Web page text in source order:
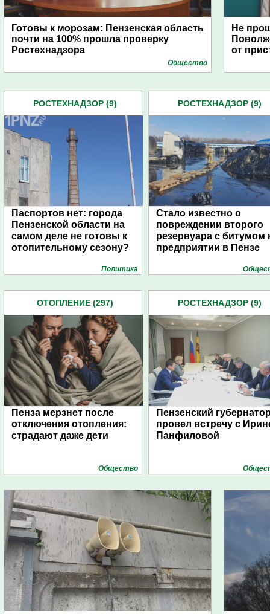
Готовы к морозам: Пензенская область
почти на 100% прошла проверку
Ростехнадзора
Общество
Не
от
РОСТЕХНАДЗОР (9)
Паспортов нет: города
Пензенской области на
самом деле не готовы к
отопительному сезону?
Политика
РОСТЕХНАДЗОР (9)
Стало известно о
повреждении второго
резервуара с битумом
предприятии в Пензе
ОТОПЛЕНИЕ (297)
Пенза мерзнет после
отключения отопления:
страдают даже дети
Общество
РОСТЕХНАДЗОР (9)
Пензенский
провел встречу с
Панфиловой